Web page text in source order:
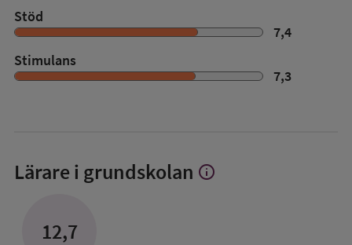
Stöd
7,4
Stimulans
7,3
Lärare i grundskolan Visa
info
12,7